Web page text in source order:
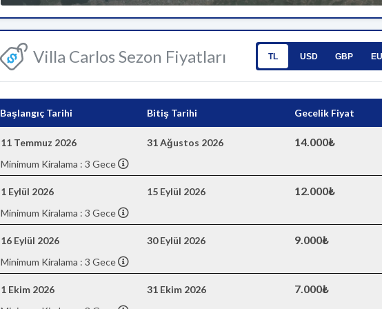
Villa Carlos Sezon Fiyatları TL USD GBP
Başlangıç Tarihi Bitiş Tarihi Gecelik Fiyat
11 Temmuz 2026 31 Ağustos 2026 14.000₺
Minimum Kiralama : 3 Gece
1 Eylül 2026 15 Eylül 2026 12.000₺
Minimum Kiralama : 3 Gece
16 Eylül 2026 30 Eylül 2026 9.000₺
Minimum Kiralama : 3 Gece
1 Ekim 2026 31 Ekim 2026 7.000₺